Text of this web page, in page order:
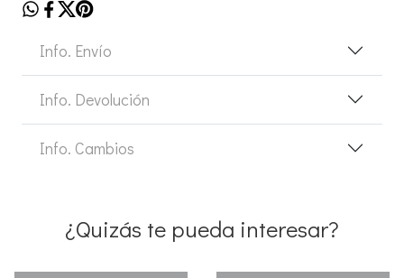
Info. Envío
Info. Devolución
Info. Cambios
¿Quizás te pueda interesar?